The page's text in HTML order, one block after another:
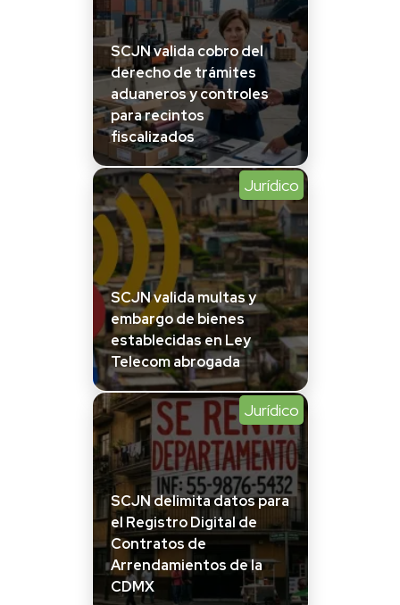
SCJN valida cobro del
derecho de trámites
aduaneros y controles
para recintos
fiscalizados
Jurídico
SCJN valida multas y
embargo de bienes
establecidas en Ley
Telecom abrogada
Jurídico
SCJN delimita datos para
el Registro Digital de
Contratos de
Arrendamientos de la
CDMX